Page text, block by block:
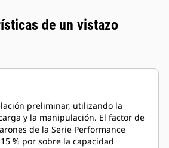
de un vistazo
preliminar, utilizando la
y la manipulación. El factor de
de la Serie Performance
% por sobre la capacidad